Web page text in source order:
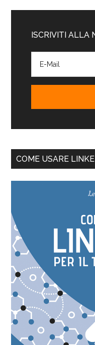
ISCRIVITI ALLA
COME USARE